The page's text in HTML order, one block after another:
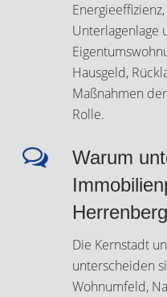
Unterlagenlage
Hausgeld,
Maßnahmen
Rolle.
Warum
Die Kernstadt
unterscheiden
Wohnumfeld,